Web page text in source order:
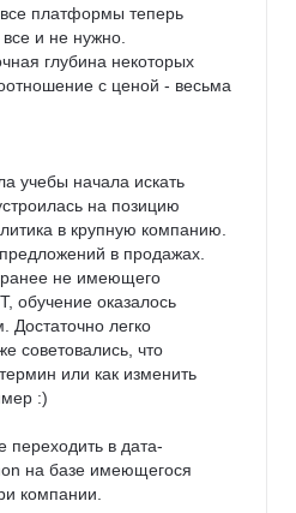
платформы теперь
и не нужно.
глубина некоторых
с ценой - весьма
учебы начала искать
на позицию
в крупную компанию.
в продажах.
ранее не имеющего
обучение оказалось
Достаточно легко
советовались, что
или как изменить
:)
в дата-
на базе имеющегося
компании.